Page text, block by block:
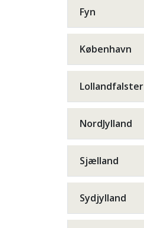
Fyn
København
Lollandfalster
NordJylland
Sjælland
Sydjylland